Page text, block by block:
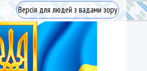
Версія для людей з вадами зору